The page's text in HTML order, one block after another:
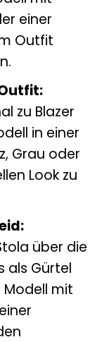
einer
Outfit
zu Blazer
in einer
Grau oder
Look zu
über die
als Gürtel
Modell mit